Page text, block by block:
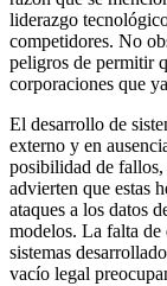
liderazgo
competidores. No
peligros de permitir
corporaciones que
El desarrollo de
externo y en
posibilidad de
advierten que estas
ataques a los datos
modelos. La falta de
sistemas
vacío legal